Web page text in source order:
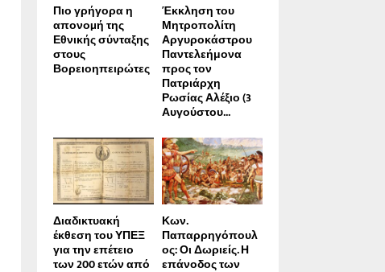
Πιο γρήγορα η
απονοµή της
Εθνικής σύνταξης
στους
Βορειοηπειρώτες
Έκκληση του
Μητροπολίτη
Αργυροκάστρου
Παντελεήμονα
προς τον
Πατριάρχη
Ρωσίας Αλέξιο (3
Αυγούστου...
Διαδικτυακή
έκθεση του ΥΠΕΞ
για την επέτειο
των 200 ετών από
Κων.
Παπαρρηγόπουλ
ος: Οι Δωριείς. Η
επάνοδος των